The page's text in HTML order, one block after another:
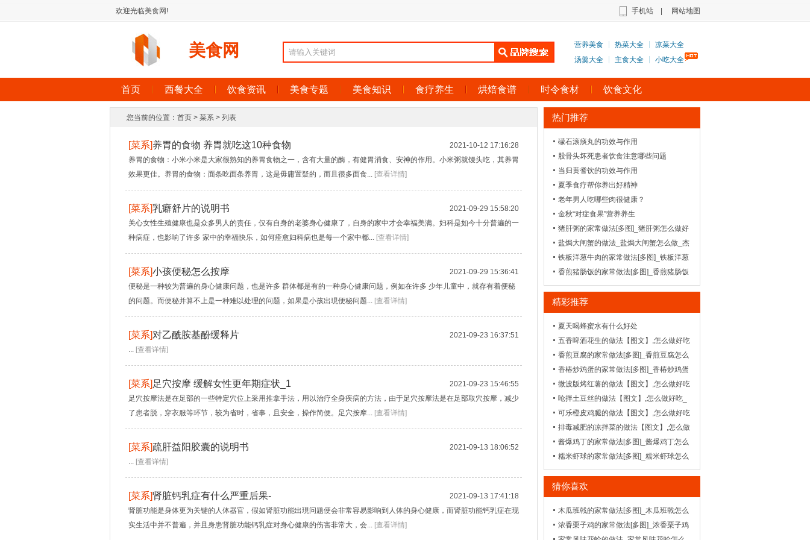
欢迎光临美食网! 手机站 网站地图
美食网 营养美食 热菜大全
凉菜大全
汤羹大全
主食大全 小吃大全
首页 西餐大全 饮食资讯 美食专题 美食知识 食疗养生 烘焙食谱 时令食材 饮食文化
您当前的位置： 首页 > 菜系 > 列表
[菜系]养胃的食物 养胃就吃这10种食物
2021-10-12 17:16:28
养胃的食物：小米小米是大家很熟知的养胃食物之一，含有大量的酶，有健胃消食、安神的作用。小米粥就馒头吃，其养胃
效果更佳。养胃的食物：面条吃面条养胃，这是毋庸置疑的，而且很多面食... [查看详情]
[菜系]乳癖舒片的说明书
2021-09-29 15:58:20
关心女性生殖健康也是众多男人的责任，仅有自身的老婆身心健康了，自身的家中才会幸福美满。妇科是如今十分普遍的一
种病症，也影响了许多 家中的幸福快乐，如何痊愈妇科病也是每一个家中都... [查看详情]
[菜系]小孩便秘怎么按摩
2021-09-29 15:36:41
便秘是一种较为普遍的身心健康问题，也是许多 群体都是有的一种身心健康问题，例如在许多 少年儿童中，就存有着便秘
的问题。而便秘并算不上是一种难以处理的问题，如果是小孩出現便秘问题... [查看详情]
[菜系]对乙酰胺基酚缓释片
2021-09-23 16:37:51
... [查看详情]
[菜系] 足穴按摩 缓解女性更年期症状_1
2021-09-23 15:46:55
足穴按摩法是在足部的一些特定穴位上采用推拿手法，用以治疗全身疾病的方法，由于足穴按摩法是在足部取穴按摩，减少
了患者脱，穿衣服等环节，较为省时，省事，且安全，操作简便。足穴按摩... [查看详情]
[菜系]疏肝益阳胶囊的说明书
2021-09-13 18:06:52
... [查看详情]
[菜系]肾脏钙乳症有什么严重后果-
2021-09-13 17:41:18
肾脏功能是身体更为关键的人体器官，假如肾脏功能出現问题便会非常容易影响到人体的身心健康，而肾脏功能钙乳症在现
实生活中并不普遍，并且身患肾脏功能钙乳症对身心健康的伤害非常大，会... [查看详情]
热门推荐
礞石滚痰丸的功效与作用
股骨头坏死患者饮食注意哪些问题
当归黄耆饮的功效与作用
夏季食疗帮你养出好精神
老年男人吃哪些肉很健康？
金秋“对症食果”营养养生
猪肝粥的家常做法[多图]_猪肝粥怎么做好
吃-_美味粥汤
盐焗大闸蟹的做法_盐焗大闸蟹怎么做_杰
米153
铁板洋葱牛肉的家常做法[多图]_铁板洋葱
牛肉怎么做好吃
香煎猪肠饭的家常做法[多图]_香煎猪肠饭
怎么做好吃-_徽菜-
精彩推荐
夏天喝蜂蜜水有什么好处
五香啤酒花生的做法【图文】,怎么做好吃
_菜谱_天天美食网
香煎豆腐的家常做法[多图]_香煎豆腐怎么
做好吃-_家常菜谱
香椿炒鸡蛋的家常做法[多图]_香椿炒鸡蛋
怎么做好吃
微波版烤红薯的做法【图文】,怎么做好吃
_菜谱_天天美食网
呛拌土豆丝的做法【图文】,怎么做好吃_
菜谱_天天美食网
可乐橙皮鸡腿的做法【图文】,怎么做好吃
_菜谱_天天美食网
排毒减肥的凉拌菜的做法【图文】,怎么做
好吃_菜谱_天天美食网
酱爆鸡丁的家常做法[多图]_酱爆鸡丁怎么
做好吃
糯米虾球的家常做法[多图]_糯米虾球怎么
做好吃-_家常菜谱
猜你喜欢
木瓜班戟的家常做法[多图]_木瓜班戟怎么
做好吃-_浙菜-
浓香栗子鸡的家常做法[多图]_浓香栗子鸡